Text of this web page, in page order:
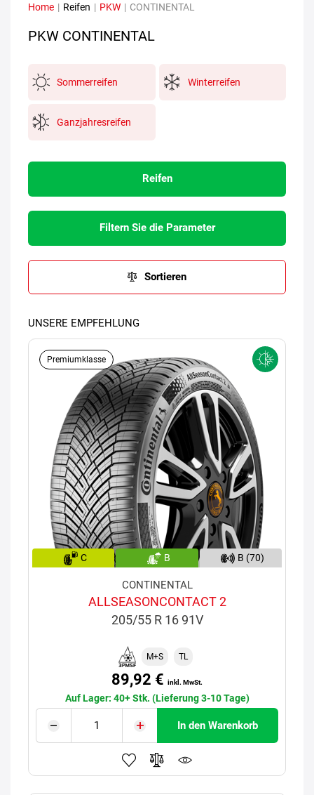
Home | Reifen | PKW | CONTINENTAL
PKW CONTINENTAL
Sommerreifen Winterreifen
Ganzjahresreifen
Reifen
Filtern Sie die Parameter
Sortieren
UNSERE EMPFEHLUNG
Premiumklasse
C B B (70)
CONTINENTAL
ALLSEASONCONTACT 2
205/55 R 16 91V
M+S TL
89,92 € inkl. MwSt.
Auf Lager: 40+ Stk. (Lieferung 3-10 Tage)
In den Warenkorb